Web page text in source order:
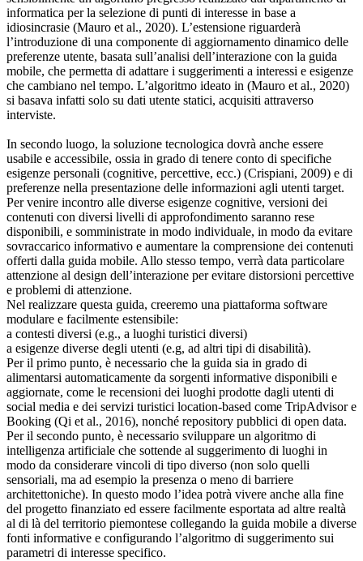
informatica per la selezione di punti di interesse in base a
idiosincrasie (Mauro et al., 2020). L’estensione riguarderà
l’introduzione di una componente di aggiornamento dinamico delle
preferenze utente, basata sull’analisi dell’interazione con la guida
mobile, che permetta di adattare i suggerimenti a interessi e esigenze
che cambiano nel tempo. L’algoritmo ideato in (Mauro et al., 2020)
si basava infatti solo su dati utente statici, acquisiti attraverso
interviste.
In secondo luogo, la soluzione tecnologica dovrà anche essere
usabile e accessibile, ossia in grado di tenere conto di specifiche
esigenze personali (cognitive, percettive, ecc.) (Crispiani, 2009) e di
preferenze nella presentazione delle informazioni agli utenti target.
Per venire incontro alle diverse esigenze cognitive, versioni dei
contenuti con diversi livelli di approfondimento saranno rese
disponibili, e somministrate in modo individuale, in modo da evitare
sovraccarico informativo e aumentare la comprensione dei contenuti
offerti dalla guida mobile. Allo stesso tempo, verrà data particolare
attenzione al design dell’interazione per evitare distorsioni percettive
e problemi di attenzione.
Nel realizzare questa guida, creeremo una piattaforma software
modulare e facilmente estensibile:
a contesti diversi (e.g., a luoghi turistici diversi)
a esigenze diverse degli utenti (e.g, ad altri tipi di disabilità).
Per il primo punto, è necessario che la guida sia in grado di
alimentarsi automaticamente da sorgenti informative disponibili e
aggiornate, come le recensioni dei luoghi prodotte dagli utenti di
social media e dei servizi turistici location-based come TripAdvisor e
Booking (Qi et al., 2016), nonché repository pubblici di open data.
Per il secondo punto, è necessario sviluppare un algoritmo di
intelligenza artificiale che sottende al suggerimento di luoghi in
modo da considerare vincoli di tipo diverso (non solo quelli
sensoriali, ma ad esempio la presenza o meno di barriere
architettoniche). In questo modo l’idea potrà vivere anche alla fine
del progetto finanziato ed essere facilmente esportata ad altre realtà
al di là del territorio piemontese collegando la guida mobile a diverse
fonti informative e configurando l’algoritmo di suggerimento sui
parametri di interesse specifico.